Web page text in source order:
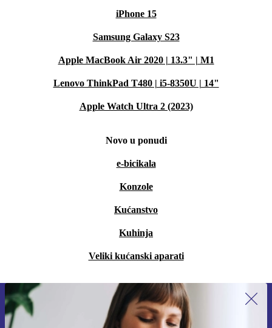
iPhone 15
Samsung Galaxy S23
Apple MacBook Air 2020 | 13.3" | M1
Lenovo ThinkPad T480 | i5-8350U | 14"
Apple Watch Ultra 2 (2023)
Novo u ponudi
e-bicikala
Konzole
Kućanstvo
Kuhinja
Veliki kućanski aparati
Prijavi se na newsletter!
Nikad više ne propusti ponudu.